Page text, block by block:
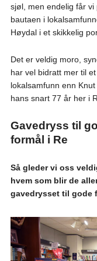
sjøl, men endelig får vi
bautaen i
Høydal i et skikkelig
Det er veldig moro,
har vel bidratt mer til
lokalsamfunn enn
hans snart 77 år her i
Gavedryss til
formål i Re
Så gleder vi oss
hvem som blir de
gavedrysset til gode